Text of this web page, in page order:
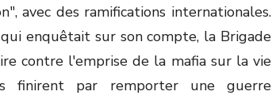
avec des ramifications internationales.
enquêtait sur son compte, la Brigade
contre l'emprise de la mafia sur la vie
finirent par remporter une guerre